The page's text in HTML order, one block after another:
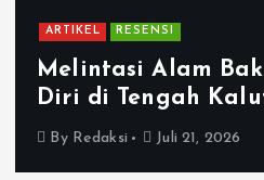
ARTIKEL RESENSI
Melintasi Alam
Diri di Tengah
By Redaksi Juli 21, 2026